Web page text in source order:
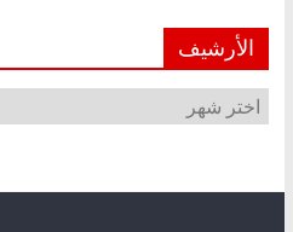
الأرشيف
الأرشيف